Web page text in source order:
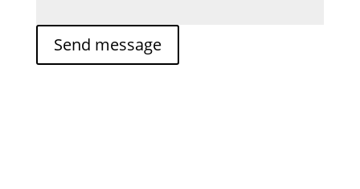
Send message